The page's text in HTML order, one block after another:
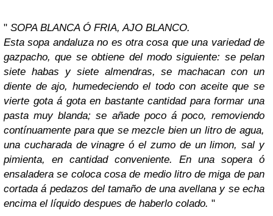
" SOPA BLANCA Ó FRIA, AJO BLANCO.
Esta sopa andaluza no es otra cosa que una variedad de
gazpacho, que se obtiene del modo siguiente: se pelan
siete habas y siete almendras, se machacan con un
diente de ajo, humedeciendo el todo con aceite que se
vierte gota á gota en bastante cantidad para formar una
pasta muy blanda; se añade poco á poco, removiendo
contínuamente para que se mezcle bien un litro de agua,
una cucharada de vinagre ó el zumo de un limon, sal y
pimienta, en cantidad conveniente. En una sopera ó
ensaladera se coloca cosa de medio litro de miga de pan
cortada á pedazos del tamaño de una avellana y se echa
encima el líquido despues de haberlo colado. "